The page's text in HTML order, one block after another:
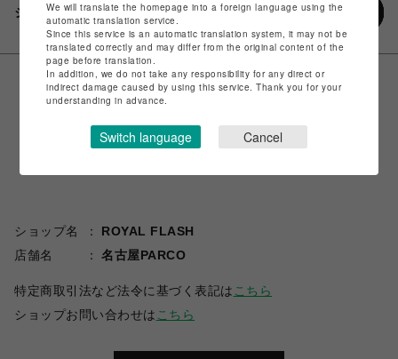
シェアする
ショップ名
ROYAL FLASH
店舗名
名古屋PARCO
特定商取引法など法令に基づく表記は こちら
ショップお問い合わせは こちら
We will translate the homepage into a foreign language using the
automatic translation service.
Since this service is an automatic translation system, it may not be
translated correctly and may differ from the original content of the
page before translation.
In addition, we do not take any responsibility for any direct or
indirect damage caused by using this service. Thank you for your
understanding in advance.
Switch language Cancel